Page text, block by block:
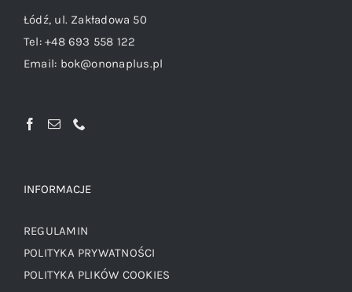
Łódź, ul. Zakładowa 50
Tel:+48 693 558 122
Email: bok@ononaplus.pl
INFORMACJE
REGULAMIN
POLITYKA PRYWATNOŚCI
POLITYKA PLIKÓW COOKIES